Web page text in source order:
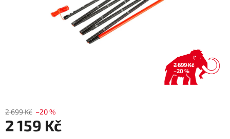
2 699 Kč
–20 %
2 699 Kč –20 %
2 159 Kč